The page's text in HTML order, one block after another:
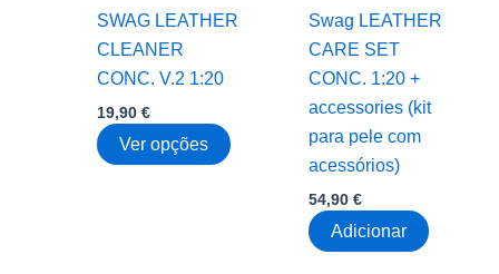
the
SWAG LEATHER
CLEANER
CONC. V.2 1:20
19,90€
Ver opções
This
Swag LEATHER
CARE SET
CONC. 1:20 +
accessories (kit
para pele com
acessórios)
54,90€
Adicionar